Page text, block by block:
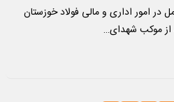
در امور اداری و مالی فولاد خوزستان
از موکب شهدای…